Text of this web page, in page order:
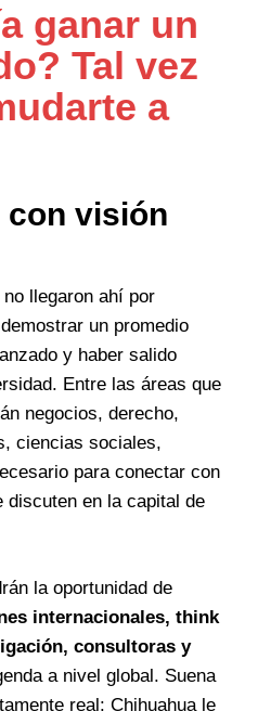
ganar un
Tal vez
a
con visión
llegaron ahí por
un promedio
y haber salido
Entre las áreas que
negocios, derecho,
ciencias sociales,
para conectar con
discuten en la capital de
la oportunidad de
internacionales, think
consultoras y
a nivel global. Suena
real: Chihuahua le